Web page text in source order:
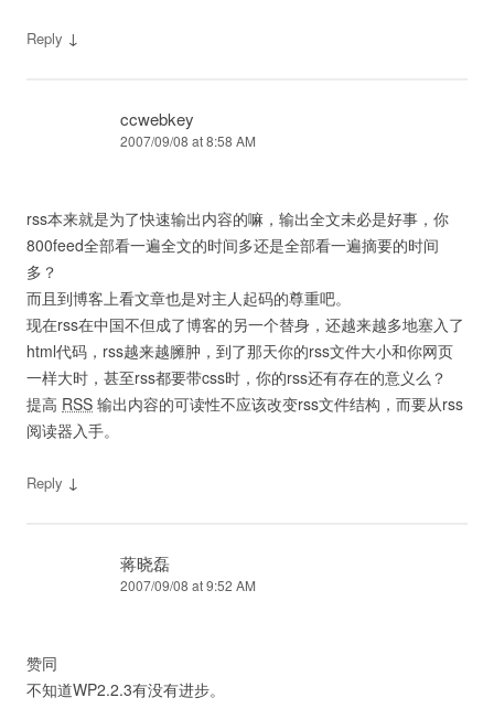
Reply ↓
ccwebkey
2007/09/08 at 8:58 AM
rss本来就是为了快速输出内容的嘛，输出全文未必是好事，你
800feed全部看一遍全文的时间多还是全部看一遍摘要的时间
多？
而且到博客上看文章也是对主人起码的尊重吧。
现在rss在中国不但成了博客的另一个替身，还越来越多地塞入了
html代码，rss越来越臃肿，到了那天你的rss文件大小和你网页
一样大时，甚至rss都要带css时，你的rss还有存在的意义么？
提高 RSS 输出内容的可读性不应该改变rss文件结构，而要从rss
阅读器入手。
Reply ↓
蒋晓磊
2007/09/08 at 9:52 AM
赞同
不知道WP2.2.3有没有进步。